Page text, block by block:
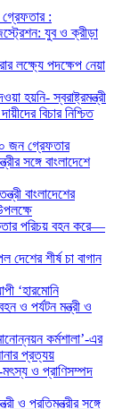
গ্রেফতার :
যুব ও ক্রীড়া
লক্ষ্যে পদক্ষেপ নেয়া
হয়নি- স্বরাষ্ট্রমন্ত্রী
বিচার নিশ্চিত
জন গ্রেফতার
সঙ্গে বাংলাদেশে
বাংলাদেশের
পরিচয় বহন করে—
দেশের শীর্ষ চা বাগান
‘হারমোনি
ও পর্যটন মন্ত্রী ও
কর্মশালা’-এর
প্রত্যয়
ও প্রাণিসম্পদ
ও প্রতিমন্ত্রীর সঙ্গে